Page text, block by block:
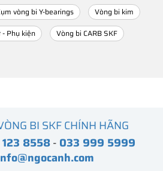
vòng bi Y-bearings
Vòng bi kim
- Phụ kiện
Vòng bi CARB SKF
BI SKF CHÍNH HÃNG
8558- 033 999 5999